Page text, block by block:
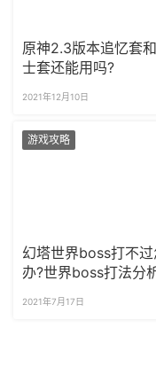
原神2.3版本追忆套
士套还能用吗?
2021年12月10日
游戏攻略
幻塔世界boss打不过
办?世界boss打法分
2021年7月17日